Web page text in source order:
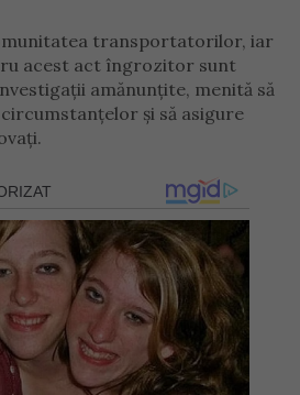
transportatorilor, iar
acest act îngrozitor sunt
amănunțite, menită să
și să asigure